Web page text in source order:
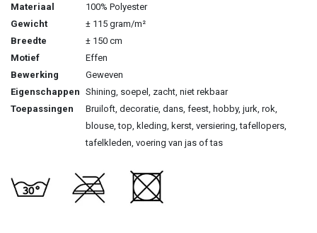
Materiaal
100% Polyester
Gewicht
± 115 gram/m²
Breedte
± 150 cm
Motief
Effen
Bewerking
Geweven
Eigenschappen Shining, soepel, zacht, niet rekbaar
Toepassingen
Bruiloft, decoratie, dans, feest, hobby, jurk, rok,
blouse, top, kleding, kerst, versiering, tafellopers,
tafelkleden, voering van jas of tas